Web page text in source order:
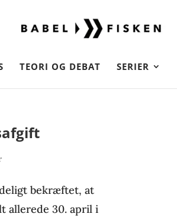
TEORI OG DEBAT SERIER
bekræftet, at
allerede 30. april i